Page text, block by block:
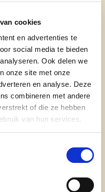
cookies
en advertenties te
social media te bieden
Ook delen we
onze site met onze
en analyse. Deze
combineren met andere
of die ze hebben
van hun services.
buurten
en bewoond
nood aan
ruimte. Dat deden
parkings, nieuwe
(Centrumtuin),
park in de Sint-
Peizegem en
Daar werken we